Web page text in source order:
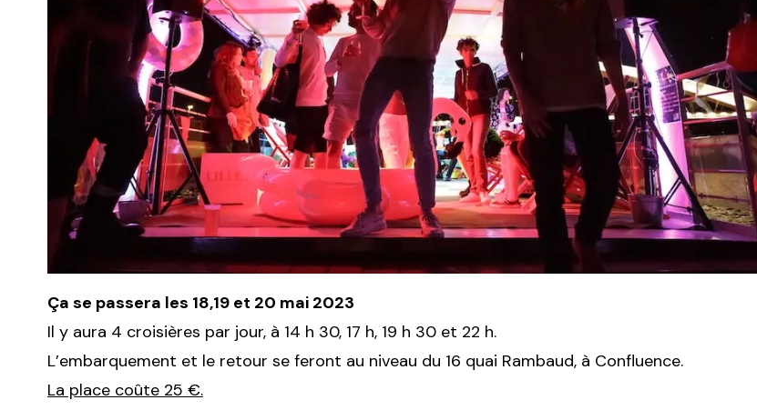
Ça se passera les 18,19 et 20 mai 2023
Il y aura 4 croisières par jour, à 14 h 30, 17 h, 19 h 30 et 22 h.
L’embarquement et le retour se feront au niveau du 16 quai Rambaud, à Confluence.
La place coûte 25 €.